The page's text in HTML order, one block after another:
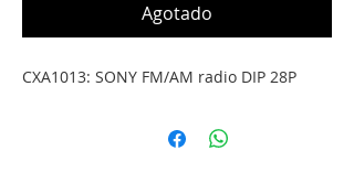
Agotado
CXA1013: SONY FM/AM radio DIP 28P